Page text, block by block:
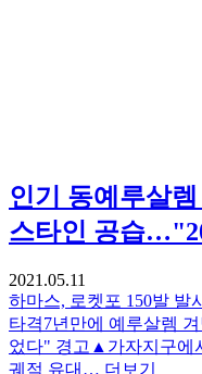
인기
동예루살렘
스타인 공습
2021.05.11
하마스, 로켓포 150발
타격7년만에 예루살렘
었다" 경고▲가자지구에
궤적 유대… 더보기